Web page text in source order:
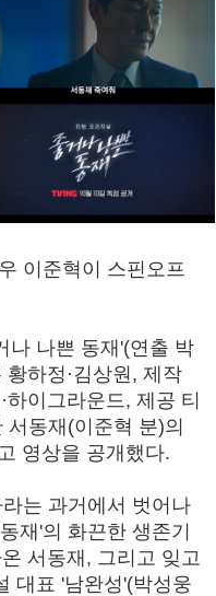
이준혁이 스핀오프
나 나쁜 동재'(연출 박
하정·김상원, 제작
하이그라운드, 제공 티
서동재(이준혁 분)의
영상을 공개했다.
는 과거에서 벗어나
재'의 화끈한 생존기
서동재, 그리고 잊고
대표 '남완성'(박성웅